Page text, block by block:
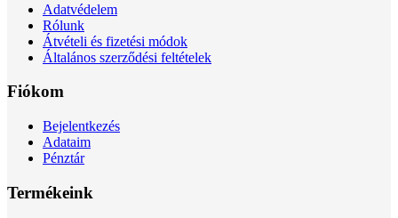
Adatvédelem
Rólunk
Átvételi és fizetési módok
Általános szerződési feltételek
Fiókom
Bejelentkezés
Adataim
Pénztár
Termékeink